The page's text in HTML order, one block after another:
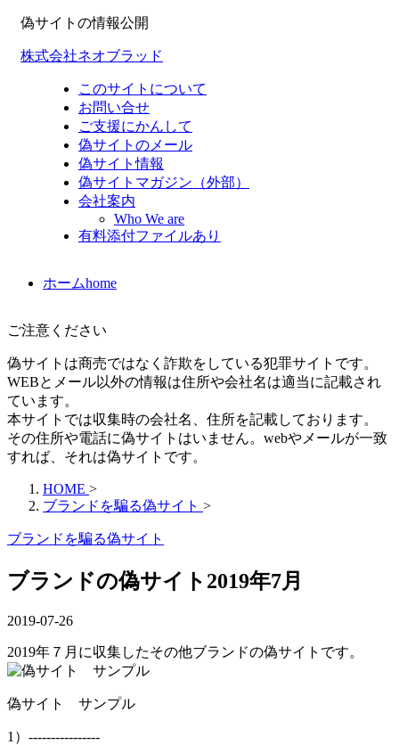
偽サイトの情報公開
株式会社ネオブラッド
このサイトについて
お問い合せ
ご支援にかんして
偽サイトのメール
偽サイト情報
偽サイトマガジン（外部）
会社案内
Who We are
有料添付ファイルあり
ホームhome
ご注意ください
偽サイトは商売ではなく詐欺をしている犯罪サイトです。
WEBとメール以外の情報は住所や会社名は適当に記載され
ています。
本サイトでは収集時の会社名、住所を記載しております。
その住所や電話に偽サイトはいません。webやメールが一致
すれば、それは偽サイトです。
HOME >
ブランドを騙る偽サイト >
ブランドを騙る偽サイト
ブランドの偽サイト2019年7月
2019-07-26
2019年７月に収集したその他ブランドの偽サイトです。
偽サイト サンプル
1）----------------